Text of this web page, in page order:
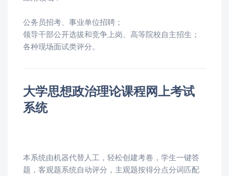
公务员招考、事业单位招聘；
领导干部公开选拔和竞争上岗、高等院校自主招生；
各种现场面试类评分。
大学思想政治理论课程网上考试
系统
本系统由机器代替人工，轻松创建考卷，学生一键答
题，客观题系统自动评分，主观题按得分点分词匹配